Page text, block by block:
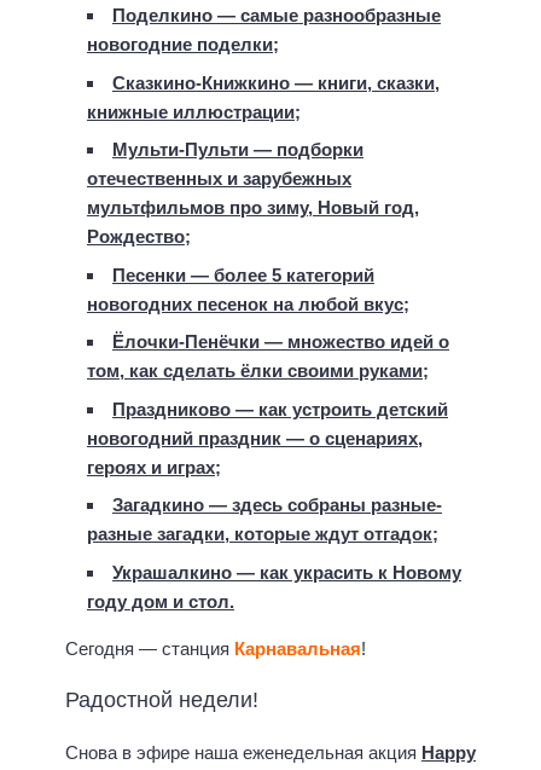
Поделкино — самые разнообразные
новогодние поделки;
Сказкино-Книжкино — книги, сказки,
книжные иллюстрации;
Мульти-Пульти — подборки
отечественных и зарубежных
мультфильмов про зиму, Новый год,
Рождество;
Песенки — более 5 категорий
новогодних песенок на любой вкус;
Ёлочки-Пенёчки — множество идей о
том, как сделать ёлки своими руками;
Праздниково — как устроить детский
новогодний праздник — о сценариях,
героях и играх;
Загадкино — здесь собраны разные-
разные загадки, которые ждут отгадок;
Украшалкино — как украсить к Новому
году дом и стол.
Сегодня — станция Карнавальная!
Радостной недели!
Cнова в эфире наша еженедельная акция Happy